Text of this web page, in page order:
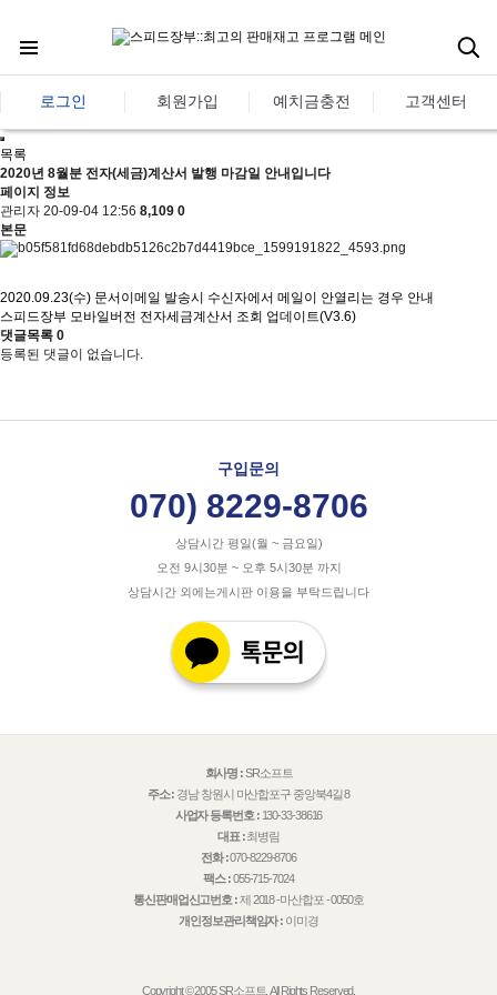
로그인 회원가입 예치금충전 고객센터
목록
2020년 8월분 전자(세금)계산서 발행 마감일 안내입니다
페이지 정보
관리자 20-09-04 12:56 8,109 0
본문
2020.09.23(수) 문서이메일 발송시 수신자에서 메일이 안열리는 경우 안내
스피드장부 모바일버전 전자세금계산서 조회 업데이트(V3.6)
댓글목록 0
등록된 댓글이 없습니다.
구입문의
070) 8229-8706
상담시간 평일(월 ~ 금요일)
오전 9시30분 ~ 오후 5시30분 까지
상담시간 외에는게시판 이용을 부탁드립니다
회사명 :SR소프트
주소 : 경남 창원시 마산합포구 중앙북4길 8
사업자 등록번호 : 130-33-38616
대표 :최병림
전화 :070-8229-8706
팩스 :055-715-7024
통신판매업신고번호 :제 2018 -마산합포 - 0050호
개인정보관리책임자 : 이미경
Copyright © 2005 SR소프트. All Rights Reserved.